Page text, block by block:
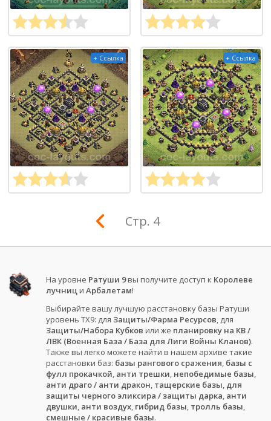
+ Ссылка + Ссылка
Стр. 4
На уровне Ратуши 9вы получите доступ к Королеве
лучнициАрбалетам!
Выбирайте вашу лучшую расстановку базы Ратуши
уровень ТХ9: для Защиты/Фарма Ресурсов, для
Защиты/Набора Кубков или же планировку на КВ /
ЛВК (Военная База / База для Лиги Войны Кланов).
Также вы легко можете найти в нашем архиве такие
расстановки баз: базы рангового сражения, базы с
фулл прокачкой, анти трешки, непобедимые базы,
анти драго / анти дракон, тащерские базы, для
защиты черного эликсира / защиты дарка, анти
двушки, анти воздух, гибрид базы, тролль базы,
смешные / красивые базы.